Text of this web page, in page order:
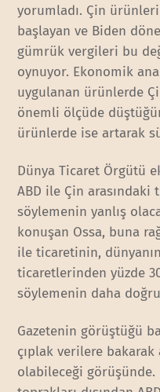
yorumladı. Çin
başlayan ve Biden
gümrük vergileri bu
oynuyor. Ekonomik
uygulanan ürünlerde
önemli ölçüde
ürünlerde ise artarak
Dünya Ticaret Örgütü
ABD ile Çin arasındaki
söylemenin yanlış
konuşan Ossa, buna
ile ticaretinin,
ticaretlerinden yüzde
söylemenin daha
Gazetenin görüştüğü
çıplak verilere bakarak
olabileceği görüşünde.